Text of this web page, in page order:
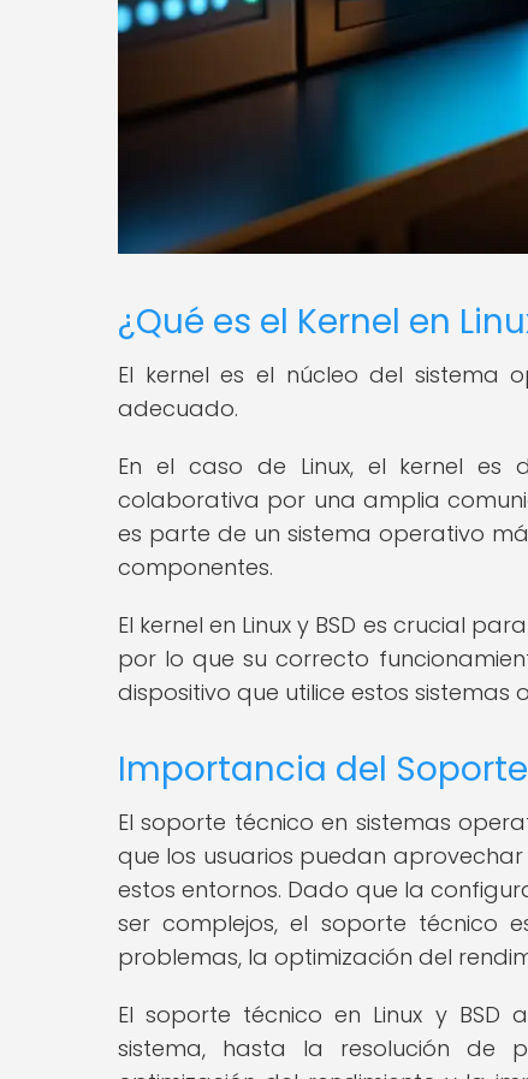
¿Qué es el Kernel en
El kernel es el núcleo del sistema
adecuado.
En el caso de Linux, el kernel
colaborativa por una amplia
es parte de un sistema operativo
componentes.
El kernel en Linux y BSD es crucial
por lo que su correcto
dispositivo que utilice estos sistemas
Importancia del Soporte
El soporte técnico en sistemas
que los usuarios puedan
estos entornos. Dado que la
ser complejos, el soporte técnico
problemas, la optimización del
El soporte técnico en Linux y
sistema, hasta la resolución de